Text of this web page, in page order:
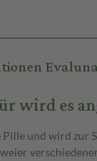
wird es
und wird zur